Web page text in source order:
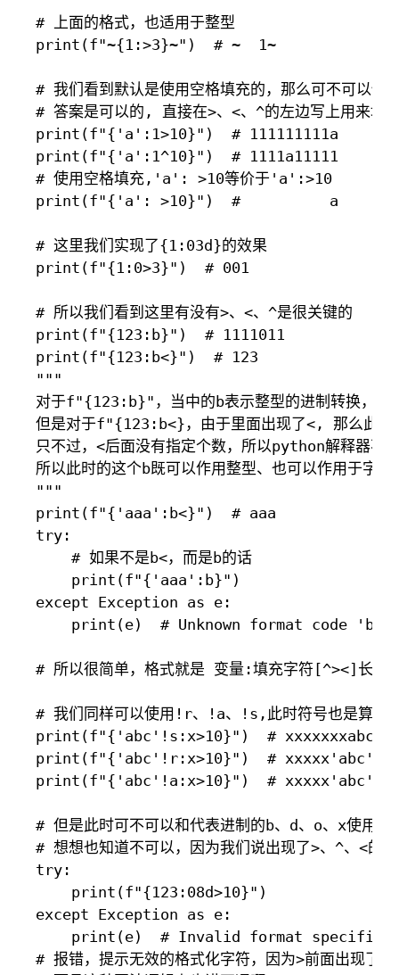
# 上面的格式，也适用于整型
print(f"~{1:>3}~")  # ~  1~
# 我们看到默认是使用空格填充的，那么可不可以使
# 答案是可以的, 直接在>、<、^的左边写上用来填
print(f"{'a':1>10}")  # 111111111a
print(f"{'a':1^10}")  # 1111a11111
# 使用空格填充,'a': >10等价于'a':>10
print(f"{'a': >10}")  #          a
# 这里我们实现了{1:03d}的效果
print(f"{1:0>3}")  # 001
# 所以我们看到这里有没有>、<、^是很关键的
print(f"{123:b}")  # 1111011
print(f"{123:b<}")  # 123
"""
对于f"{123:b}"，当中的b表示整型的进制转换，此
但是对于f"{123:b<}，由于里面出现了<, 那么此时
只不过，<后面没有指定个数，所以python解释器不
所以此时的这个b既可以作用整型、也可以作用于字符
"""
print(f"{'aaa':b<}")  # aaa
try:
    # 如果不是b<，而是b的话
    print(f"{'aaa':b}")
except Exception as e:
print(e)  # Unknown format code 'b'
# 所以很简单，格式就是 变量:填充字符[^><]长度
# 我们同样可以使用!r、!a、!s,此时符号也是算在
print(f"{'abc'!s:x>10}")  # xxxxxxxabc
print(f"{'abc'!r:x>10}")  # xxxxx'abc'
print(f"{'abc'!a:x>10}")  # xxxxx'abc'
# 但是此时可不可以和代表进制的b、d、o、x使用呢
# 想想也知道不可以，因为我们说出现了>、^、<的
try:
    print(f"{123:08d>10}")
except Exception as e:
    print(e)  # Invalid format specifier
# 报错，提示无效的格式化字符，因为>前面出现了3